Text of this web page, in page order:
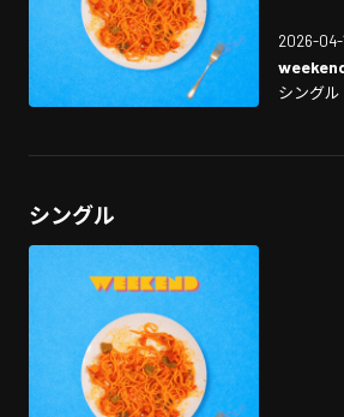
2026-04-
シングル
シングル